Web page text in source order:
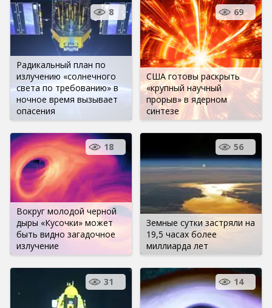
Радикальный план по
излучению «солнечного
света по требованию» в
ночное время вызывает
опасения
8
США готовы раскрыть
«крупный научный
прорыв» в ядерном
синтезе
69
Вокруг молодой черной
дыры «Кусочки» может
быть видно загадочное
излучение
18
Земные сутки застряли на
19,5 часах более
миллиарда лет
56
31 14